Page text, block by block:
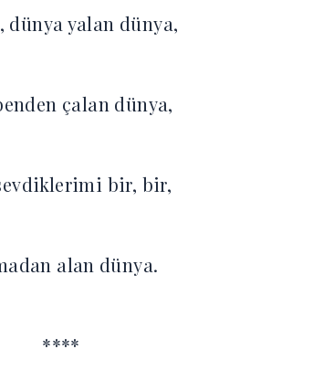
dünya yalan dünya,
çalan dünya,
bir, bir,
alan dünya.
****